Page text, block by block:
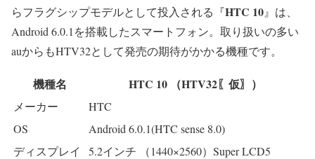
らフラグシップモデルとして投入される『HTC 10』は、
Android 6.0.1を搭載したスマートフォン。取り扱いの多い
auからもHTV32として発売の期待がかかる機種です。
機種名 HTC 10 （HTV32〖仮〗）
メーカー
HTC
OS
Android 6.0.1(HTC sense 8.0)
ディスプレイ
5.2インチ （1440×2560）Super LCD5